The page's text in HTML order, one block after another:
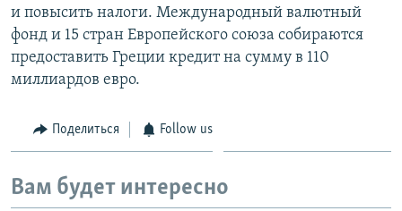
и повысить налоги. Международный валютный
фонд и 15 стран Европейского союза собираются
предоставить Греции кредит на сумму в 110
миллиардов евро.
Поделиться Follow us
Вам будет интересно